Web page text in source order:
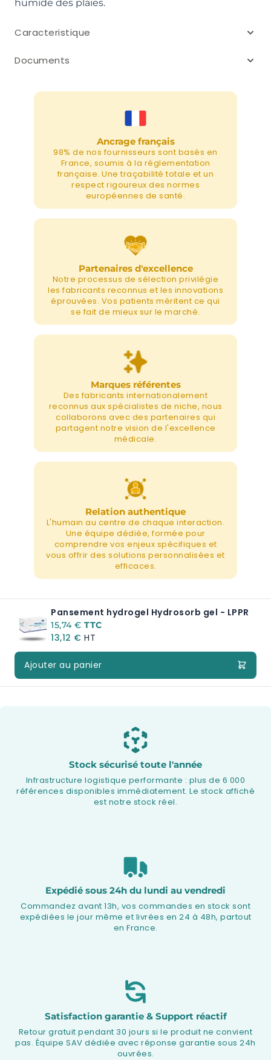
humide des plaies.
Caracteristique
Documents
Ancrage français
98% de nos fournisseurs sont basés en
France, soumis à la réglementation
française. Une traçabilité totale et un
respect rigoureux des normes
européennes de santé.
Partenaires d'excellence
Notre processus de sélection privilégie
les fabricants reconnus et les innovations
éprouvées. Vos patients méritent ce qui
se fait de mieux sur le marché.
Marques référentes
Des fabricants internationalement
reconnus aux spécialistes de niche, nous
collaborons avec des partenaires qui
partagent notre vision de l'excellence
médicale.
Relation authentique
L'humain au centre de chaque interaction.
Une équipe dédiée, formée pour
comprendre vos enjeux spécifiques et
vous offrir des solutions personnalisées et
efficaces.
Pansement hydrogel Hydrosorb gel - LPPR
A partir de:
15,74 €
13,12 €
Ajouter au panier
Stock sécurisé toute l'année
Infrastructure logistique performante : plus de 6 000
références disponibles immédiatement. Le stock affiché
est notre stock réel.
Expédié sous 24h du lundi au vendredi
Commandez avant 13h, vos commandes en stock sont
expédiées le jour même et livrées en 24 à 48h, partout
en France.
Satisfaction garantie & Support réactif
Retour gratuit pendant 30 jours si le produit ne convient
pas. Équipe SAV dédiée avec réponse garantie sous 24h
ouvrées.